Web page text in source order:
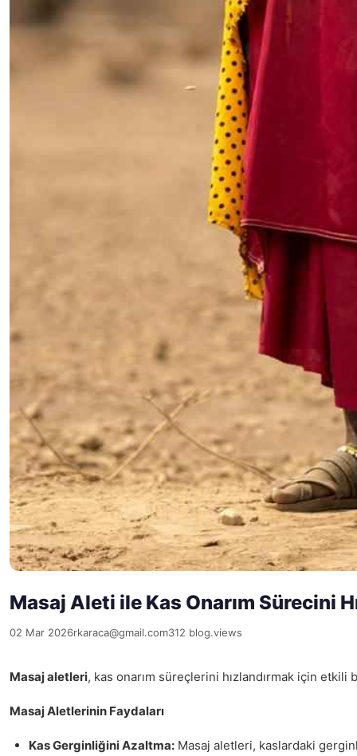
Masaj Aleti ile Kas Onarım Sürecini
02 Mar 2026rkaraca@gmail.com312 blog.views
Masaj aletleri, kas onarım süreçlerini hızlandırmak için etkili
Masaj Aletlerinin Faydaları
Kas Gerginliğini Azaltma: Masaj aletleri, kaslardaki